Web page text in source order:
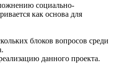
социально-
как основа для
блоков вопросов среди
данного проекта.